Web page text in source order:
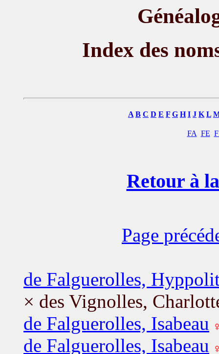
Index des
A B C D E F G H I J K L
FA FE
Retour à
Page
de Falguerolles,
× des Vignolles,
de Falguerolles, Isabeau
de Falguerolles, Isabeau